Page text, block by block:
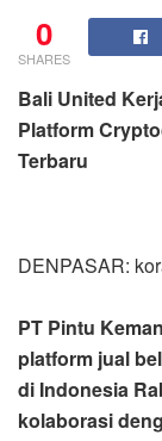
0
SHARES
Bali United
Platform
Terbaru
DENPASAR:
PT Pintu
platform jual
di Indonesia
kolaborasi